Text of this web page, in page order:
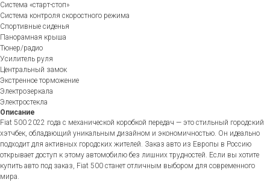
Система «старт-стоп»
Система контроля скоростного режима
Спортивные сиденья
Панорамная крыша
Тюнер/радио
Усилитель руля
Центральный замок
Экстренное торможение
Электрозеркала
Электростекла
Описание
Fiat 500 2022 года с механической коробкой передач — это стильный городский
хэтчбек, обладающий уникальным дизайном и экономичностью. Он идеально
подходит для активных городских жителей. Заказ авто из Европы в Россию
открывает доступ к этому автомобилю без лишних трудностей. Если вы хотите
купить авто под заказ, Fiat 500 станет отличным выбором для современного
мира.